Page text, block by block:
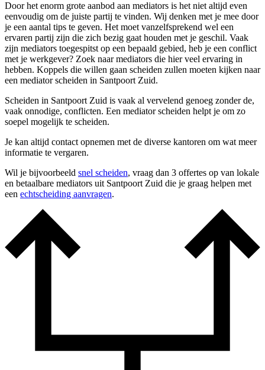
Door het enorm grote aanbod aan mediators is het niet altijd even
eenvoudig om de juiste partij te vinden. Wij denken met je mee door
je een aantal tips te geven. Het moet vanzelfsprekend wel een
ervaren partij zijn die zich bezig gaat houden met je geschil. Vaak
zijn mediators toegespitst op een bepaald gebied, heb je een conflict
met je werkgever? Zoek naar mediators die hier veel ervaring in
hebben. Koppels die willen gaan scheiden zullen moeten kijken naar
een mediator scheiden in Santpoort Zuid.
Scheiden in Santpoort Zuid is vaak al vervelend genoeg zonder de,
vaak onnodige, conflicten. Een mediator scheiden helpt je om zo
soepel mogelijk te scheiden.
Je kan altijd contact opnemen met de diverse kantoren om wat meer
informatie te vergaren.
Wil je bijvoorbeeld snel scheiden, vraag dan 3 offertes op van lokale
en betaalbare mediators uit Santpoort Zuid die je graag helpen met
een echtscheiding aanvragen.